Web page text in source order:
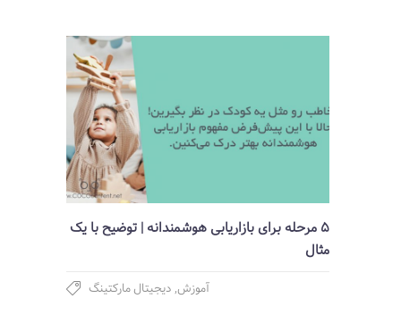
5 مرحله برای بازاریابی هوشمندانه | توضیح با یک
مثال
آموزش, دیجیتال مارکتینگ